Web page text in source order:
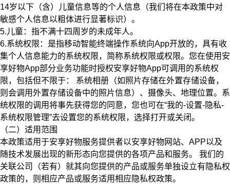
14岁以下（含）儿童信息等的个人信息（我们将在本政策中对
敏感个人信息以粗体进行显著标识）。
5.儿童： 指不满十四周岁的未成年人。
6.系统权限： 是指移动智能终端操作系统向App开放的，具有收
集个人信息能力的系统权限，简称系统权限或权限。您在使用安
享好物App部分业务功能时授权安享好物App可调用的系统权
限，包括但不限于： 系统相册（如照片存储在外置存储设备，
则会调用外置存储设备中的照片信息）、摄像头、地理位置。 系
统权限的调用将事先获得您的同意，您也可在“我的-设置-隐私-
系统权限管理”去设置您的系统权限，选择打开或关闭。
（二）适用范围
本政策适用于安享好物服务提供者以安享好物网站、APP以及
随技术发展出现的新形态向您提供的各项产品和服务。 我们的
关联公司（若有）就其向您提供的产品或服务单独设立有隐私权
政策的，则相应产品或服务适用相应隐私权政策。